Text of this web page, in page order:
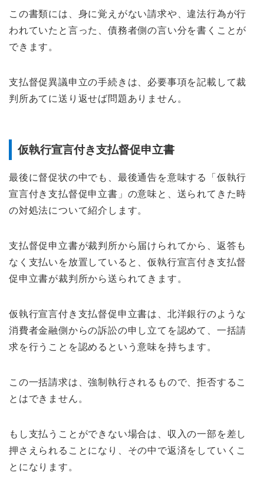
この書類には、身に覚えがない請求や、違法行為が行
われていたと言った、債務者側の言い分を書くことが
できます。
支払督促異議申立の手続きは、必要事項を記載して裁
判所あてに送り返せば問題ありません。
仮執行宣言付き支払督促申立書
最後に督促状の中でも、最後通告を意味する「仮執行
宣言付き支払督促申立書」の意味と、送られてきた時
の対処法について紹介します。
支払督促申立書が裁判所から届けられてから、返答も
なく支払いを放置していると、仮執行宣言付き支払督
促申立書が裁判所から送られてきます。
仮執行宣言付き支払督促申立書は、北洋銀行のような
消費者金融側からの訴訟の申し立てを認めて、一括請
求を行うことを認めるという意味を持ちます。
この一括請求は、強制執行されるもので、拒否するこ
とはできません。
もし支払うことができない場合は、収入の一部を差し
押さえられることになり、その中で返済をしていくこ
とになります。